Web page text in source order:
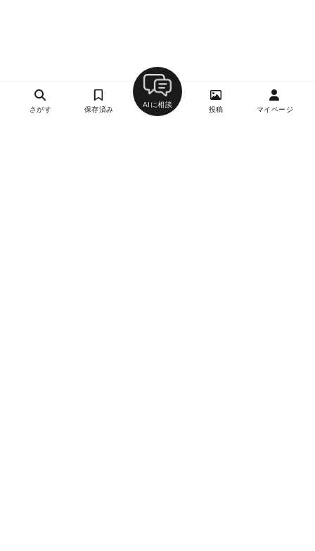
さがす 保存済み
AIに相談
投稿 マイページ